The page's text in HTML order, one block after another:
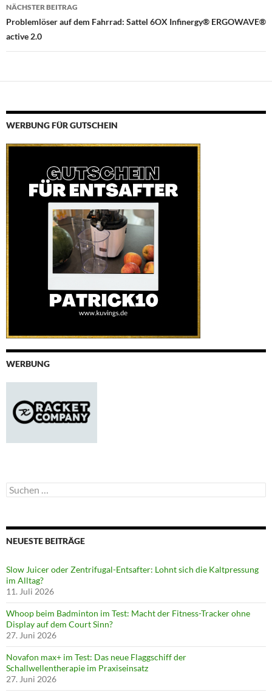
NÄCHSTER BEITRAG
Problemlöser auf dem Fahrrad: Sattel 6OX Infinergy® ERGOWAVE®
active 2.0
WERBUNG FÜR GUTSCHEIN
WERBUNG
Suchen
nach:
NEUESTE BEITRÄGE
Slow Juicer oder Zentrifugal-Entsafter: Lohnt sich die Kaltpressung
im Alltag?
11. Juli 2026
Whoop beim Badminton im Test: Macht der Fitness-Tracker ohne
Display auf dem Court Sinn?
27. Juni 2026
Novafon max+ im Test: Das neue Flaggschiff der
Schallwellentherapie im Praxiseinsatz
27. Juni 2026